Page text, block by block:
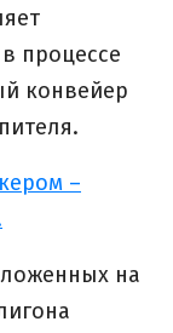
процессе
конвейер
–
на